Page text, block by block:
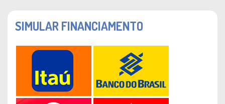
SIMULAR FINANCIAMENTO